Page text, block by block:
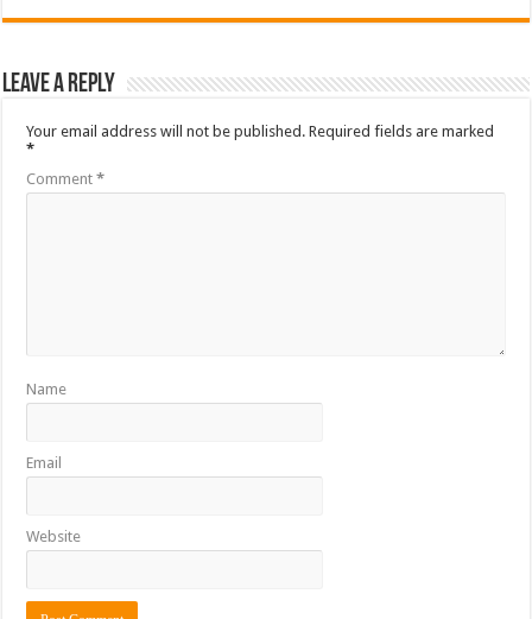
Leave a Reply
Your email address will not be published. Required fields are marked
*
Comment*
Name
Email
Website